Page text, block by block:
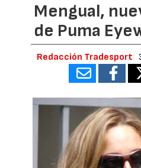
Mengual,
de Puma
Redacción Tradesport